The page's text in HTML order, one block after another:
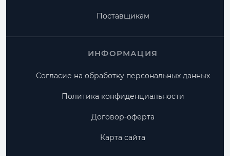
Поставщикам
ИНФОРМАЦИЯ
Согласие на обработку персональных данных
Политика конфиденциальности
Договор-оферта
Карта сайта